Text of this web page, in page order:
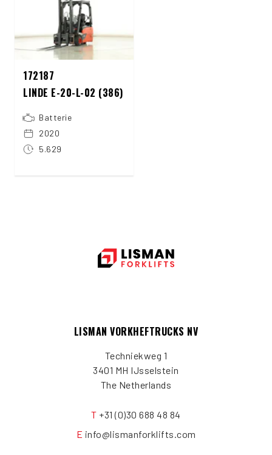
172187
LINDE E-20-L-02 (386)
Batterie
2020
5.629
LISMAN VORKHEFTRUCKS NV
Techniekweg 1
3401 MH IJsselstein
The Netherlands
T +31 (0)30 688 48 84
E info@lismanforklifts.com